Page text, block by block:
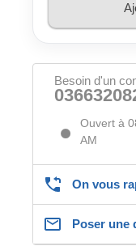
Besoin d'un
Ouvert à
AM
On vous
Poser une